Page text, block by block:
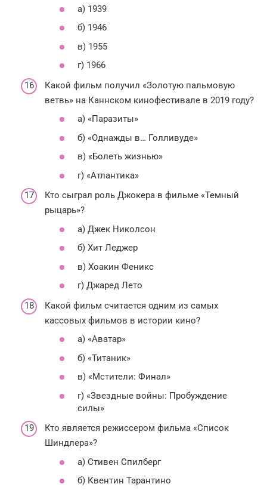
а) 1939
б) 1946
в) 1955
г) 1966
Какой фильм получил «Золотую пальмовую
ветвь» на Каннском кинофестивале в 2019 году?
а) «Паразиты»
б) «Однажды в… Голливуде»
в) «Болеть жизнью»
г) «Атлантика»
Кто сыграл роль Джокера в фильме «Темный
рыцарь»?
а) Джек Николсон
б) Хит Леджер
в) Хоакин Феникс
г) Джаред Лето
Какой фильм считается одним из самых
кассовых фильмов в истории кино?
а) «Аватар»
б) «Титаник»
в) «Мстители: Финал»
г) «Звездные войны: Пробуждение
силы»
Кто является режиссером фильма «Список
Шиндлера»?
а) Стивен Спилберг
б) Квентин Тарантино